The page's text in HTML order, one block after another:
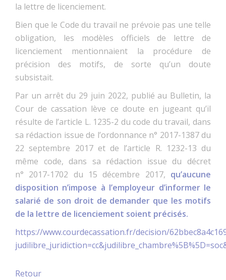
la lettre de licenciement.
Bien que le Code du travail ne prévoie pas une telle
obligation, les modèles officiels de lettre de
licenciement mentionnaient la procédure de
précision des motifs, de sorte qu’un doute
subsistait.
Par un arrêt du 29 juin 2022, publié au Bulletin, la
Cour de cassation lève ce doute en jugeant qu’il
résulte de l’article L. 1235-2 du code du travail, dans
sa rédaction issue de l’ordonnance n° 2017-1387 du
22 septembre 2017 et de l’article R. 1232-13 du
même code, dans sa rédaction issue du décret
n° 2017-1702 du 15 décembre 2017, qu’aucune
disposition n’impose à l’employeur d’informer le
salarié de son droit de demander que les motifs
de la lettre de licenciement soient précisés.
https://www.courdecassation.fr/decision/
Retour